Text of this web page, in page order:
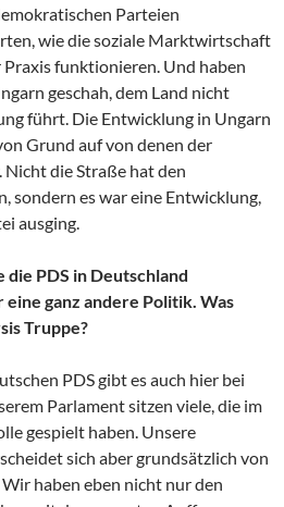
Parteien
wie die soziale Marktwirtschaft
funktionieren. Und haben
geschah, dem Land nicht
führt. Die Entwicklung in Ungarn
Grund auf von denen der
die Straße hat den
sondern es war eine Entwicklung,
ausging.
PDS in Deutschland
eine ganz andere Politik. Was
Truppe?
PDS gibt es auch hier bei
Parlament sitzen viele, die im
gespielt haben. Unsere
sich aber grundsätzlich von
haben eben nicht nur den